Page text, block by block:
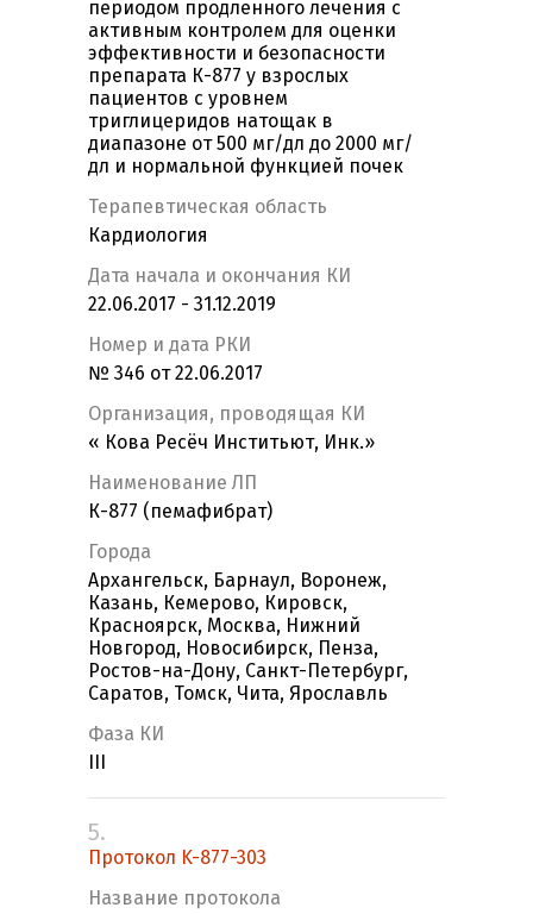
периодом продленного лечения c
активным контролем для оценки
эффективности и безопасности
препарата К-877 у взрослых
пациентов с уровнем
триглицеридов натощак в
диапазоне от 500 мг/дл до 2000 мг/
дл и нормальной функцией почек
Терапевтическая область
Кардиология
Дата начала и окончания КИ
22.06.2017 - 31.12.2019
Номер и дата РКИ
№ 346 от 22.06.2017
Организация, проводящая КИ
« Кова Ресёч Инститьют, Инк.»
Наименование ЛП
К-877 (пемафибрат)
Города
Архангельск, Барнаул, Воронеж,
Казань, Кемерово, Кировск,
Красноярск, Москва, Нижний
Новгород, Новосибирск, Пенза,
Ростов-на-Дону, Санкт-Петербург,
Саратов, Томск, Чита, Ярославль
Фаза КИ
5.
Протокол K-877-303
Название протокола